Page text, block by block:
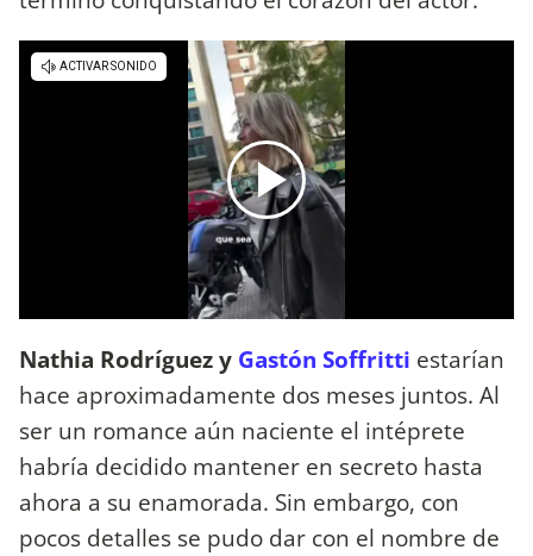
Nathia Rodríguez y Gastón Soffritti estarían
hace aproximadamente dos meses juntos. Al
ser un romance aún naciente el intéprete
habría decidido mantener en secreto hasta
ahora a su enamorada. Sin embargo, con
pocos detalles se pudo dar con el nombre de